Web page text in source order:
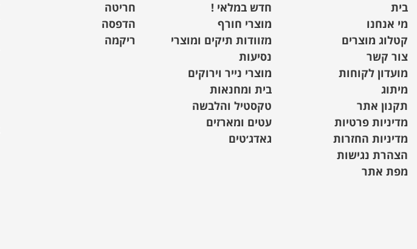
בית
מי אנחנו
קטלוג מוצרים
צור קשר
מועדון לקוחות
מיתוג
תקנון אתר
מדיניות פרטיות
מדיניות החזרות
הצהרת נגישות
מפת אתר
חדש במלאי !
מוצרי חורף
מזוודות תיקים ומוצרי
נסיעות
מוצרי נייר וירוקים
בית ומחנאות
טקסטיל והלבשה
עטים ומארזים
גאדג׳טים
חריטה
הדפסה
ריקמה